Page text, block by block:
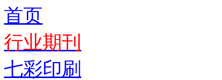
首页
行业期刊
七彩印刷